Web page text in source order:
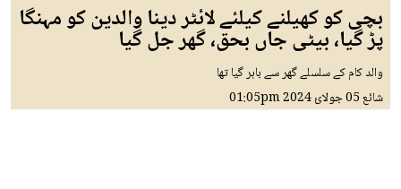
بچی کو کھیلنے کیلئے لائٹر دینا والدین کو مہنگا
پڑ گیا، بیٹی جاں بحق، گھر جل گیا
والد کام کے سلسلے گھر سے باہر گیا تھا
شائع05 جولائ 2024 01:05pm